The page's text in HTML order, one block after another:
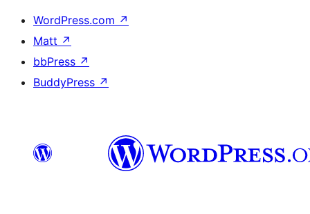
WordPress.com ↗
Matt ↗
bbPress ↗
BuddyPress ↗